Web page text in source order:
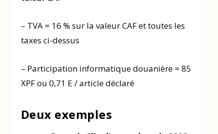
– TVA = 16 % sur la valeur CAF et toutes les
taxes ci-dessus
– Participation informatique douanière = 85
XPF ou 0,71 E / article déclaré
Deux exemples